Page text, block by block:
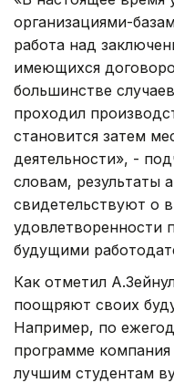
организациями-
работа над
имеющихся
большинстве
проходил
становится затем
деятельности», -
словам, результаты
свидетельствуют о
удовлетворенности
будущими
Как отметил
поощряют своих
Например, по
программе
лучшим студентам